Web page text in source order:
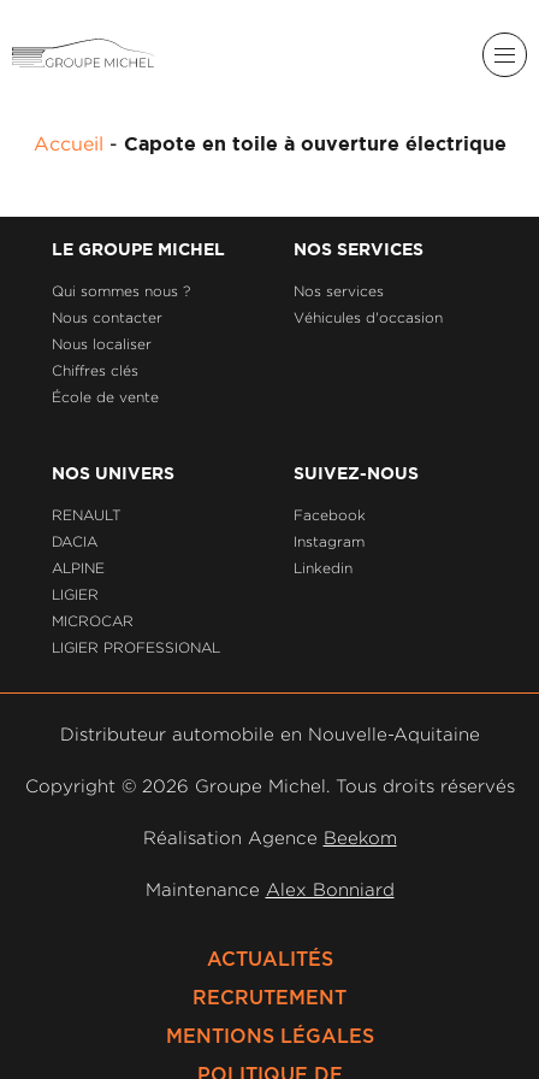
DACIA
LIGIER
MICROCAR
LIGIER
PROFESSIONAL
GROUPE
ACADÉMIE
HISTORIQUE
DU
MICHEL
Accueil - Capote en toile à ouverture électrique
LE GROUPE MICHEL
Qui sommes nous ?
Nous contacter
Nous localiser
Chiffres clés
École de vente
NOS SERVICES
Nos services
Véhicules d'occasion
NOS UNIVERS
RENAULT
DACIA
ALPINE
LIGIER
MICROCAR
LIGIER PROFESSIONAL
SUIVEZ-NOUS
Facebook
Instagram
Linkedin
Distributeur automobile en Nouvelle-Aquitaine
Copyright © 2026 Groupe Michel. Tous droits réservés
Réalisation Agence Beekom
Maintenance Alex Bonniard
ACTUALITÉS
RECRUTEMENT
MENTIONS LÉGALES